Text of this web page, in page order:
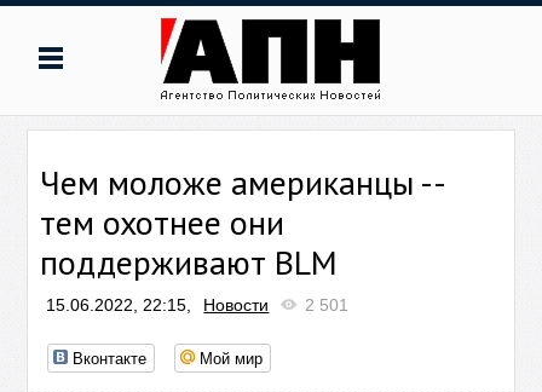
Чем моложе американцы --
тем охотнее они
поддерживают BLM
15.06.2022, 22:15, Новости 2 501
Вконтакте Мой мир